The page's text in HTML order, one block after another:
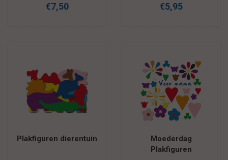
€7,50 €5,95
Plakfiguren dierentuin
Moederdag
Plakfiguren